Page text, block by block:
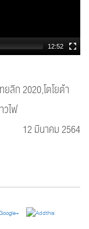
12:52
ยลีก 2020,โตโยต้า
วไฟ
12 มีนาคม 2564